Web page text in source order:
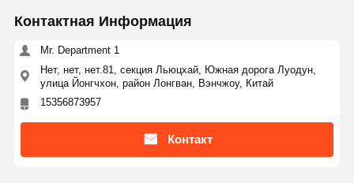
Контактная Информация
Mr. Department 1
Нет, нет, нет.81, секция Льюцхай, Южная дорога Луодун,
улица Йонгчхон, район Лонгван, Вэнчжоу, Китай
15356873957
Контакт